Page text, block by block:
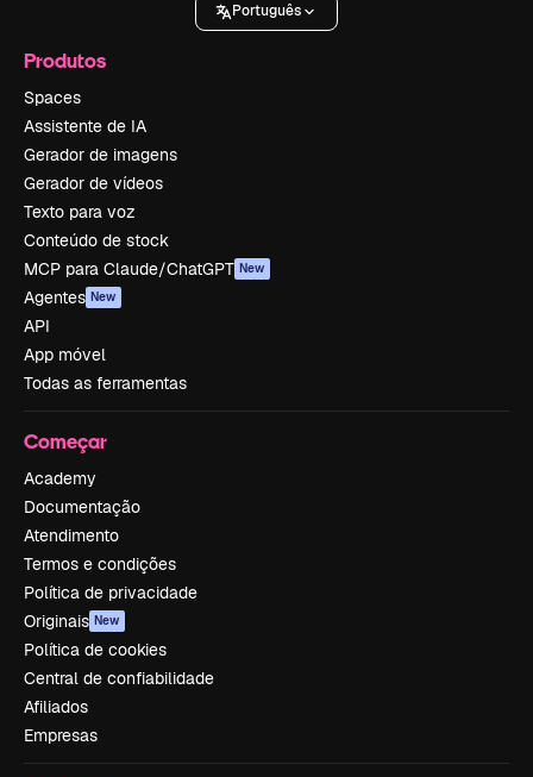
Português
Produtos
Spaces
Assistente de IA
Gerador de imagens
Gerador de vídeos
Texto para voz
Conteúdo de stock
MCP para Claude/ChatGPT New
Agentes New
API
App móvel
Todas as ferramentas
Começar
Academy
Documentação
Atendimento
Termos e condições
Política de privacidade
Originais New
Política de cookies
Central de confiabilidade
Afiliados
Empresas